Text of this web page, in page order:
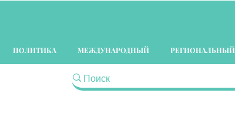
ПОЛИТИКА МЕЖДУНАРОДНЫЙ РЕГИОНАЛЬНЫЙ